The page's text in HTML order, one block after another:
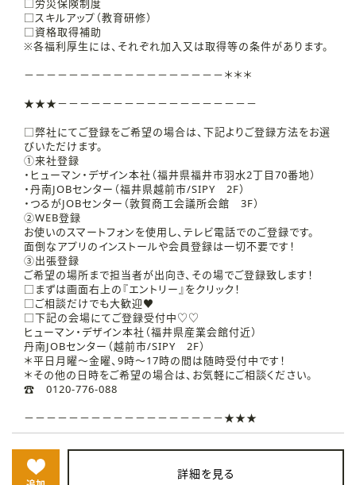
□労災保険制度
□スキルアップ（教育研修）
□資格取得補助
※各福利厚生には、それぞれ加入又は取得等の条件があります。
－－－－－－－－－－－－－－－－－－＊＊＊
★★★－－－－－－－－－－－－－－－－－－
□弊社にてご登録をご希望の場合は、下記よりご登録方法をお選
びいただけます。
①来社登録
・ヒューマン・デザイン本社（福井県福井市羽水2丁目70番地）
・丹南JOBセンター（福井県越前市/SIPY 2F）
・つるがJOBセンター（敦賀商工会議所会館 3F）
②WEB登録
お使いのスマートフォンを使用し、テレビ電話でのご登録です。
面倒なアプリのインストールや会員登録は一切不要です！
③出張登録
ご希望の場所まで担当者が出向き、その場でご登録致します！
□まずは画面右上の『エントリー』をクリック！
□ご相談だけでも大歓迎♥
□下記の会場にてご登録受付中♡♡
ヒューマン・デザイン本社（福井県産業会館付近）
丹南JOBセンター（越前市/SIPY 2F）
＊平日月曜～金曜、9時～17時の間は随時受付中です！
＊その他の日時をご希望の場合は、お気軽にご相談ください。
☎ 0120-776-088
－－－－－－－－－－－－－－－－－－★★★
詳細を見る